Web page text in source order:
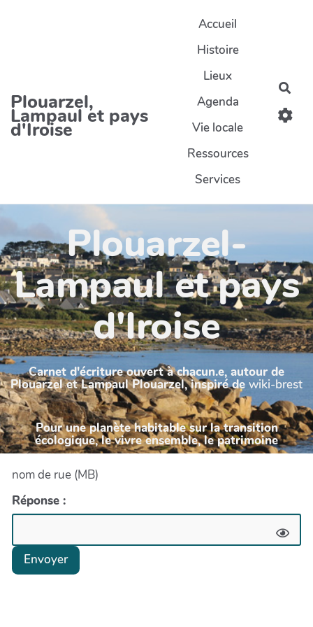
Plouarzel,
Lampaul et pays
d'Iroise
Accueil
Histoire
Lieux
Agenda
Vie locale
Ressources
Services
Plouarzel-
Lampaul et pays
d'Iroise
Carnet d'écriture ouvert à chacun.e, autour de
Plouarzel et Lampaul Plouarzel, inspiré de wiki-brest
Pour une planète habitable sur la transition
écologique, le vivre ensemble, le patrimoine
nom de rue (MB)
Réponse :
Envoyer